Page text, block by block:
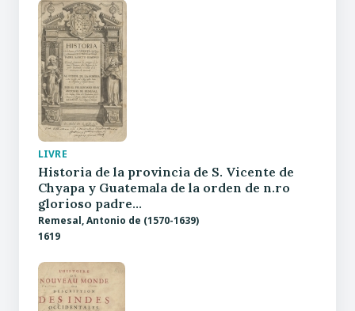
LIVRE
Historia de la provincia de S. Vicente de
Chyapa y Guatemala de la orden de n.ro
glorioso padre…
Remesal, Antonio de (1570-1639)
1619